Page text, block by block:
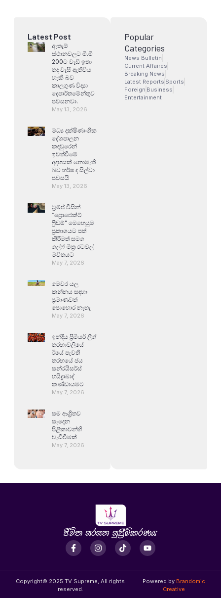
Latest Post
ඇතැම්
ස්ථානවලට මි.මි
200ට වැඩි ඉතා
තද වැසි ඇතිවිය
හැකි බව
කාලගුණ විද්‍යා
දෙපාර්තමේන්තුව
පවසනවා.
May 13, 2026
මධ්‍ය දක්ෂිණාංශික
දේශපාලන
කඳවුරෙන්
ඉවත්වීමේ
අදහසක් නොමැති
බව හර්ෂ ද සිල්වා
පවසයි
May 13, 2026
ට්‍රම්ප් විසින්
“ප්‍රොජෙක්ට්
ෆ්‍රීඩම්” මෙහෙයුම
ප්‍රකාශයට පත්
කිරීමත් සමග
ගල්ෆ් මිත්‍ර රටවල්
මවිතයට
May 7, 2026
මෙවර යල
කන්නය සඳහා
ප්‍රමාණවත්
පොහොර නැහැ
May 7, 2026
ඉන්දීය ප්‍රිමියර් ලීග්
තරඟාවලියේ
ඊයේ පැවති
තරඟයේ ජය
සන්රයිසර්ස්
හයිද්‍රාබාද්
කණ්ඩායමට
May 7, 2026
සම ආශ්‍රිතව
සෑදෙන
පිළිකාවන්හි
වැඩිවීමක්
May 7, 2026
Popular
Categories
News Bulletin
Current Affaires
Breaking News
Latest Reports Sports
Foreign Business
Entertainment
Copyright© 2025 TV Supreme, All rights
reserved.
Powered by Brandomic
Creative